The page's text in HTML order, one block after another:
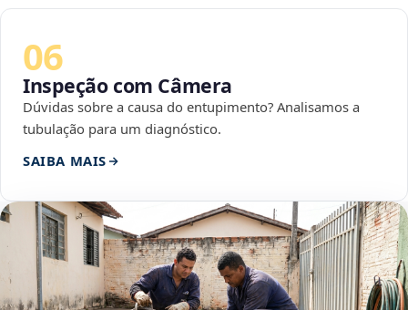
06
Inspeção com Câmera
Dúvidas sobre a causa do entupimento? Analisamos a
tubulação para um diagnóstico.
SAIBA MAIS